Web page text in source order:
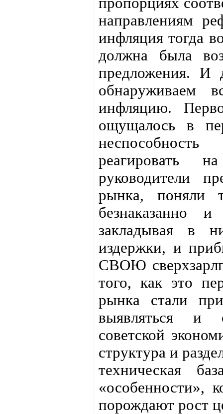
направлениям
инфляция тогда
должна была
предложения. И
обнаруживаем
инфляцию.
ощущалось в
реагировать
руководители
рынка, поняли
безнаказанно
закладывая в
издержки, и
СВОЮ
того, как это
рынка стали
выявляться и
советской
структура и
техническая
«особенности»,
порождают рост